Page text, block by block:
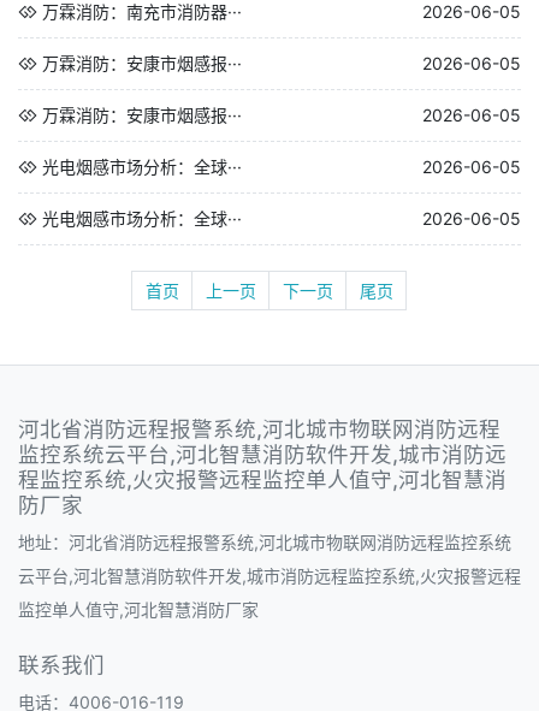
万霖消防：南充市消防器··· 2026-06-05
万霖消防：安康市烟感报··· 2026-06-05
万霖消防：安康市烟感报··· 2026-06-05
光电烟感市场分析：全球··· 2026-06-05
光电烟感市场分析：全球··· 2026-06-05
首页 上一页 下一页 尾页
河北省消防远程报警系统,河北城市物联网消防远程
监控系统云平台,河北智慧消防软件开发,城市消防远
程监控系统,火灾报警远程监控单人值守,河北智慧消
防厂家
地址：河北省消防远程报警系统,河北城市物联网消防远程监控系统
云平台,河北智慧消防软件开发,城市消防远程监控系统,火灾报警远程
监控单人值守,河北智慧消防厂家
联系我们
电话：4006-016-119